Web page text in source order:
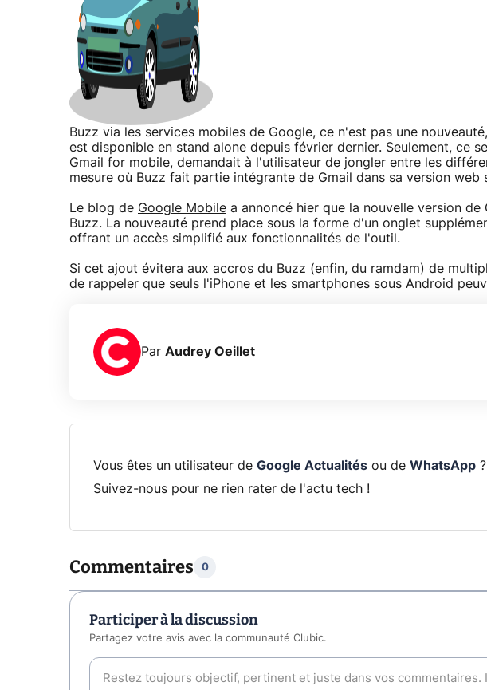
Buzz via les services mobiles de Google, ce n'est pas une
est disponible en stand alone depuis février dernier. Seulement, ce
Gmail for mobile, demandait à l'utilisateur de jongler entre les
mesure où Buzz fait partie intégrante de Gmail dans sa version web
Le blog de Google Mobile a annoncé hier que la nouvelle version
Buzz. La nouveauté prend place sous la forme d'un onglet
offrant un accès simplifié aux fonctionnalités de l'outil.
Si cet ajout évitera aux accros du Buzz (enfin, du ramdam) de
de rappeler que seuls l'iPhone et les smartphones sous Android
Par Audrey Oeillet
Vous êtes un utilisateur de Google Actualitésou de WhatsApp?
Suivez-nous pour ne rien rater de l'actu tech !
Commentaires 0
Participer à la discussion
Partagez votre avis avec la communauté Clubic.